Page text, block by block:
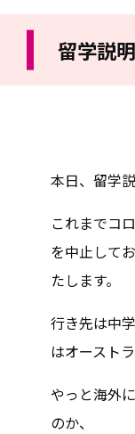
留学説
本日、留学
これまでコ
を中止して
たします。
行き先は中
はオースト
やっと海外
のか、